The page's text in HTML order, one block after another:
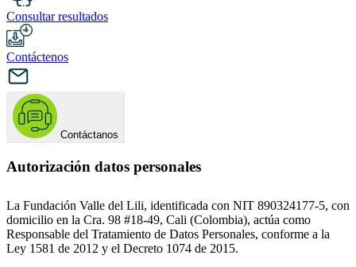
Consultar resultados
Contáctenos
Contáctanos
Autorización datos personales
La Fundación Valle del Lili, identificada con NIT 890324177-5, con
domicilio en la Cra. 98 #18-49, Cali (Colombia), actúa como
Responsable del Tratamiento de Datos Personales, conforme a la
Ley 1581 de 2012 y el Decreto 1074 de 2015.